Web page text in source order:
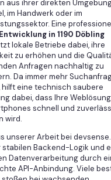
aus ihrer direkten
im Handwerk oder im
Eine
in 1190 Döbling
lokale Betriebe dabei, ihre
zu erhöhen und die
Anfragen nachhaltig zu
Da immer mehr
hilft eine technisch saubere
dabei, dass Ihre
schnell und
wird.
unserer Arbeit bei
stabilen Backend-Logik und
Datenverarbeitung durch
API-Anbindung. Viele